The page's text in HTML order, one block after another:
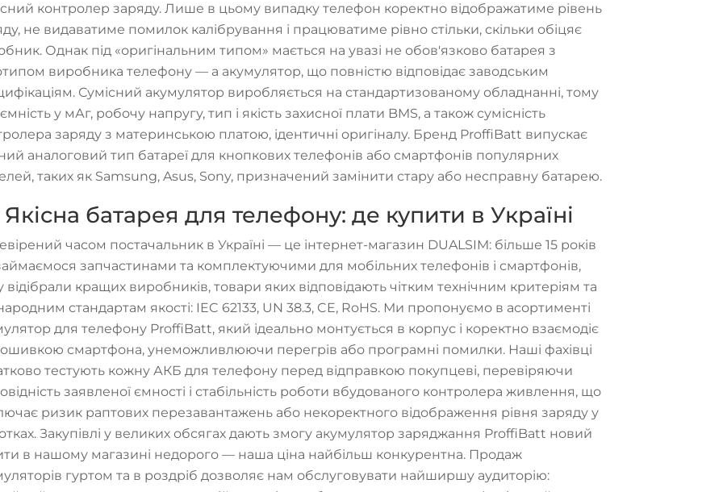
контролер заряду. Лише в цьому випадку телефон коректно відображатиме рівень
не видаватиме помилок калібрування і працюватиме рівно стільки, скільки обіцяє
Однак під «оригінальним типом» мається на увазі не обов'язково батарея з
виробника телефону — а акумулятор, що повністю відповідає заводським
Сумісний акумулятор виробляється на стандартизованому обладнанні, тому
у мАг, робочу напругу, тип і якість захисної плати BMS, а також сумісність
заряду з материнською платою, ідентичні оригіналу. Бренд ProffiBatt випускає
аналоговий тип батареї для кнопкових телефонів або смартфонів популярних
таких як Samsung, Asus, Sony, призначений замінити стару або несправну батарею.
Якісна батарея для телефону: де купити в Україні
часом постачальник в Україні — це інтернет-магазин DUALSIM: більше 15 років
запчастинами та комплектуючими для мобільних телефонів і смартфонів,
відібрали кращих виробників, товари яких відповідають чітким технічним критеріям та
стандартам якості: IEC 62133, UN 38.3, CE, RoHS. Ми пропонуємо в асортименті
для телефону ProffiBatt, який ідеально монтується в корпус і коректно взаємодіє
смартфона, унеможливлюючи перегрів або програмні помилки. Наші фахівці
тестують кожну АКБ для телефону перед відправкою покупцеві, перевіряючи
заявленої ємності і стабільність роботи вбудованого контролера живлення, що
ризик раптових перезавантажень або некоректного відображення рівня заряду у
Закупівлі у великих обсягах дають змогу акумулятор заряджання ProffiBatt новий
в нашому магазині недорого — наша ціна найбільш конкурентна. Продаж
гуртом та в роздріб дозволяє нам обслуговувати найширшу аудиторію: